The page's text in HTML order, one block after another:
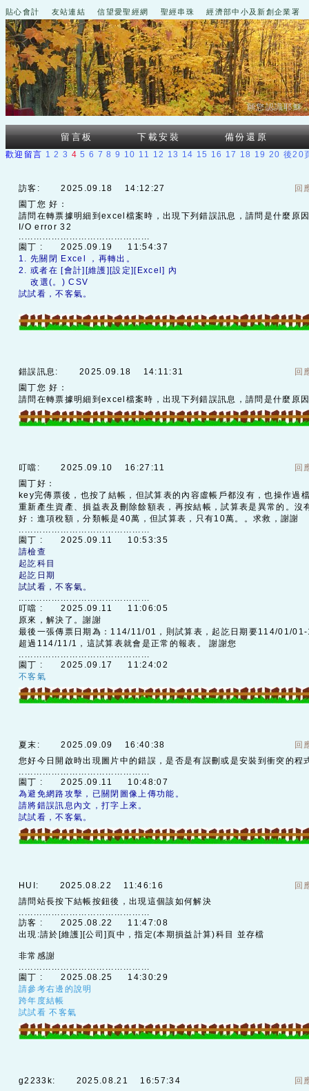
貼心會計 友站連結 信望愛聖經網 聖經串珠 經濟部中小及新創企業署
願您認識耶穌
留言板 下載安裝 備份還原
歡迎留言 1 2 3 4 5 6 7 8 9 10 11 12 13 14 15 16 17 18 19 20 後20
訪客:2025.09.18 14:12:27
回
園丁您 好：
請問在轉票據明細到excel檔案時，出現下列錯誤訊息，請問是什麼原
I/O error 32
............................................
園丁 :2025.09.19 11:54:37
1. 先關閉 Excel ，再轉出。
2. 或者在 [會計][維護][設定][Excel] 內
改選(。) CSV
試試看，不客氣。
錯誤訊息: 2025.09.18 14:11:31
回
園丁您 好：
請問在轉票據明細到excel檔案時，出現下列錯誤訊息，請問是什麼原
叮噹:2025.09.10 16:27:11
回
園丁好：
key完傳票後，也按了結帳，但試算表的內容虛帳戶都沒有，也操作過
重新產生資產、損益表及刪除餘額表，再按結帳，試算表是異常的。沒
好：進項稅額，分類帳是40萬，但試算表，只有10萬。。求救，謝謝
............................................
園丁 :2025.09.11 10:53:35
請檢查
起訖科目
起訖日期
試試看，不客氣。
............................................
叮噹 :2025.09.11 11:06:05
原來，解決了。謝謝
最後一張傳票日期為：114/11/01，則試算表，起訖日期要114/01/
超過114/11/1，這試算表就會是正常的報表。 謝謝您
............................................
園丁 :2025.09.17 11:24:02
不客氣
夏末:2025.09.09 16:40:38
回
您好今日開啟時出現圖片中的錯誤，是否是有誤刪或是安裝到衝突的程
............................................
園丁 :2025.09.11 10:48:07
為避免網路攻擊，已關閉圖像上傳功能。
請將錯誤訊息內文，打字上來。
試試看，不客氣。
HUI: 2025.08.22 11:46:16
回
請問站長按下結帳按鈕後，出現這個該如何解決
............................................
訪客 :2025.08.22 11:47:08
出現:請於[維護][公司]頁中，指定(本期損益計算)科目 並存檔
非常感謝
............................................
園丁 :2025.08.25 14:30:29
請參考右邊的說明
跨年度結帳
試試看 不客氣
g2233k: 2025.08.21 16:57:34
回